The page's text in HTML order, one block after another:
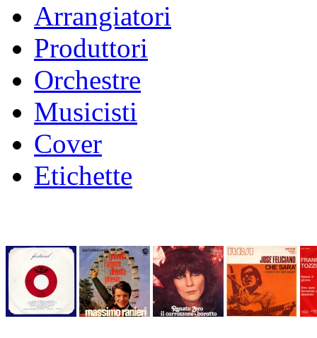
Arrangiatori
Produttori
Orchestre
Musicisti
Cover
Etichette